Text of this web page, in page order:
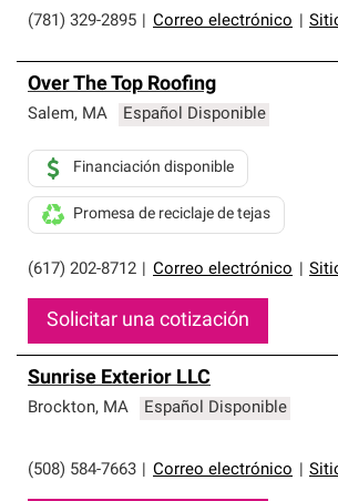
(781) 329-2895 Correo electrónico
Over The Top Roofing
Salem, MA Español Disponible
(617) 202-8712 Correo electrónico
Financiación disponible
Promesa de reciclaje de tejas
Solicitar una cotización
Sunrise Exterior LLC
Brockton, MA Español Disponible
(508) 584-7663 Correo electrónico